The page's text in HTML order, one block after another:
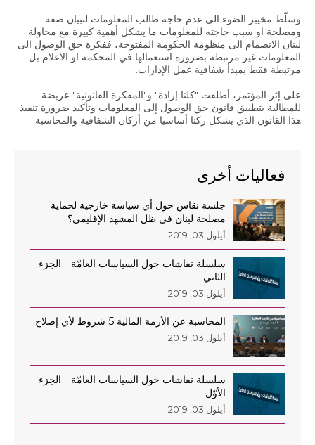
وسلّط مخيبر الضوء الى عدم حاجة طالب المعلومات لتبيان صفة
ومصلحة او سبب حاجته للمعلومات ما يشكل أهمية كبيرة مع محاولة
لبنان الانضمام الى منظومة الحكومة المفتوحة، ففكرة حق الوصول الى
المعلومات غير مرتبطة بضرورة استعمالها في المحكمة او الاعلام بل
مرتبطة فقط بمبدأ شفافية عمل الإدارات.
على إثر المؤتمر، أطلقت "كلنا إرادة" و"المفكرة القانونية" عريضة
للمطالبة بتطبيق قانون حق الوصول إلى المعلومات وتأكيد ضرورة تنفيذ
هذا القانون الذي يشكل ركنا أساسيا من أركان الشفافية والمحاسبة.
فعاليات أخرى
جلسة نقاس حول أي سياسة خارجية لحماية
مصلحة لبنان في ظل المشهد الإقليمي؟
أيلول 03, 2019
سلسلة نقاشات حول السياسات العامّة - الجزء
الثاني
أيلول 03, 2019
المحاسبة عن الأزمة المالية 5 شروط لأي إصلاح
أيلول 03, 2019
سلسلة نقاشات حول السياسات العامّة - الجزء
الأوّل
أيلول 03, 2019